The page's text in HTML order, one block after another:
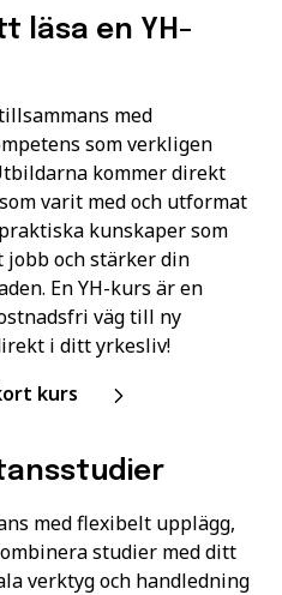
läsa en YH-
med
som verkligen
kommer direkt
varit med och utformat
kunskaper som
jobb och stärker din
En YH-kurs är en
väg till ny
i ditt yrkesliv!
kurs
med flexibelt upplägg,
studier med ditt
verktyg och handledning